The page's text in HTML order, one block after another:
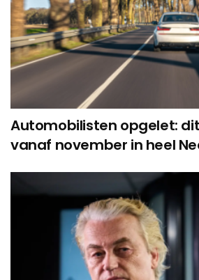
Automobilisten opgelet:
vanaf november in heel